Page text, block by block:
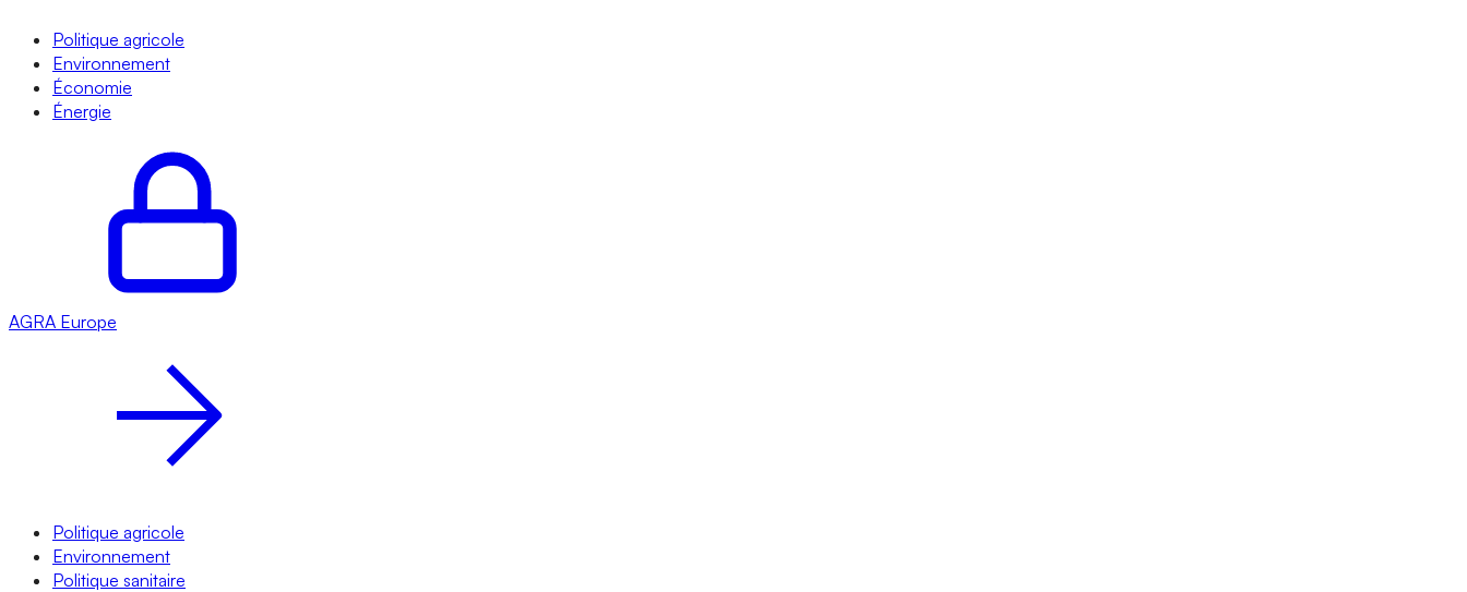
Politique agricole
Environnement
Économie
Énergie
AGRA Europe
Politique agricole
Environnement
Politique sanitaire